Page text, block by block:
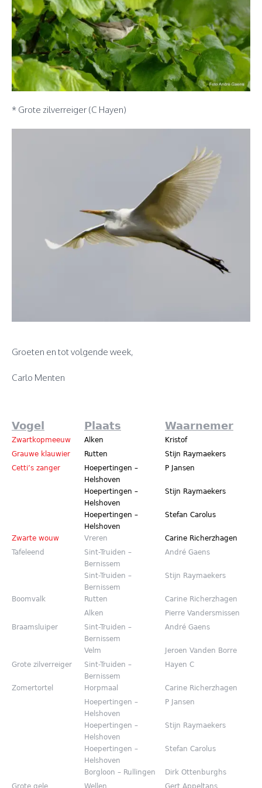
* Grote zilverreiger (C Hayen)
Groeten en tot volgende week,
Carlo Menten
Vogel Plaats Waarnemer
Zwartkopmeeuw Alken
Kristof
Grauwe klauwier
Rutten
Stijn Raymaekers
Cetti’s zanger
Hoepertingen –
Helshoven
P Jansen
Hoepertingen –
Helshoven
Stijn Raymaekers
Hoepertingen –
Helshoven
Stefan Carolus
Zwarte wouw Vreren
Carine Richerzhagen
Tafeleend
Sint-Truiden –
Bernissem
André Gaens
Sint-Truiden –
Bernissem
Stijn Raymaekers
Boomvalk Rutten
Carine Richerzhagen
Alken
Pierre Vandersmissen
Braamsluiper
Sint-Truiden –
Bernissem
André Gaens
Velm
Jeroen Vanden Borre
Grote zilverreiger
Sint-Truiden –
Bernissem
Hayen C
Zomertortel Horpmaal
Carine Richerzhagen
Hoepertingen –
Helshoven
P Jansen
Hoepertingen –
Helshoven
Stijn Raymaekers
Hoepertingen –
Helshoven
Stefan Carolus
Borgloon – Rullingen
Dirk Ottenburghs
Grote gele
Wellen Gert Appeltans